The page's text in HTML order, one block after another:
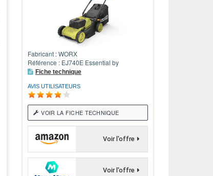
Fabricant : WORX
Référence : EJ740E Essential by
Fiche technique
AVIS UTILISATEURS
VOIR LA FICHE TECHNIQUE
Voir l'offre
Voir l'offre